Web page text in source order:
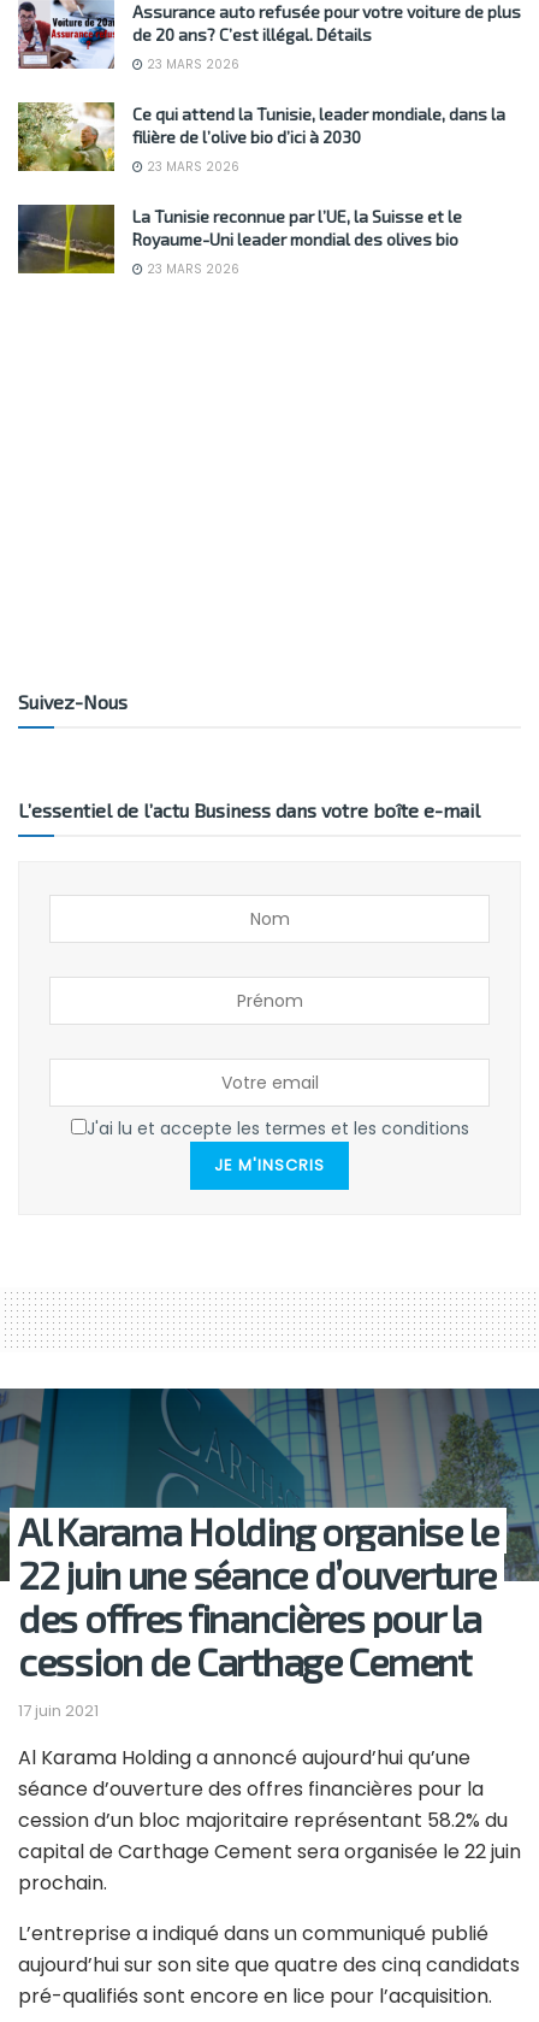
Assurance auto refusée pour votre voiture de plus
de 20 ans? C’est illégal. Détails
23 MARS 2026
Ce qui attend la Tunisie, leader mondiale, dans la
filière de l’olive bio d’ici à 2030
23 MARS 2026
La Tunisie reconnue par l’UE, la Suisse et le
Royaume-Uni leader mondial des olives bio
23 MARS 2026
Suivez-Nous
L’essentiel de l’actu Business dans votre boîte e-mail
J'ai lu et accepte les termes et les conditions
JE M'INSCRIS
Al Karama Holding organise le
22 juin une séance d’ouverture
des offres financières pour la
cession de Carthage Cement
17 juin 2021
Al Karama Holding a annoncé aujourd’hui qu’une
séance d’ouverture des offres financières pour la
cession d’un bloc majoritaire représentant 58.2% du
capital de Carthage Cement sera organisée le 22 juin
prochain.
L’entreprise a indiqué dans un communiqué publié
aujourd’hui sur son site que quatre des cinq candidats
pré-qualifiés sont encore en lice pour l’acquisition.